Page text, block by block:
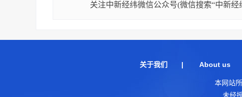
关注中新经纬微信公众号(微信搜索“中新经
关于我们 | About us
本网站
未经